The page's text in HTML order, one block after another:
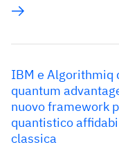
IBM e Algorithmiq
quantum
nuovo framework
quantistico
classica